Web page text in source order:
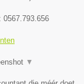
0567.793.656
▼